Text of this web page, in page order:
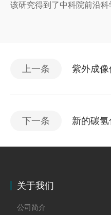
该研究得到了中科院前沿
上一条 紫外成
下一条 新的碳
关于我们
公司简介